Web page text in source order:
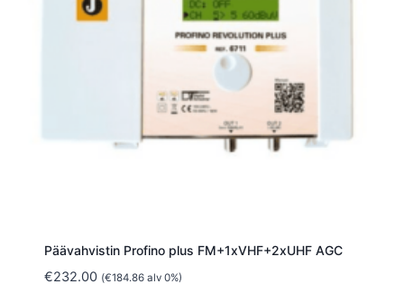
Päävahvistin Profino plus FM+1xVHF+2xUHF AGC
€232.00 (€184.86alv 0%)